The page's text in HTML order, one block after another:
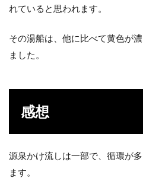
れていると思われます。
その湯船は、他に比べて黄色が
ました。
感想
源泉かけ流しは一部で、循環が
ます。